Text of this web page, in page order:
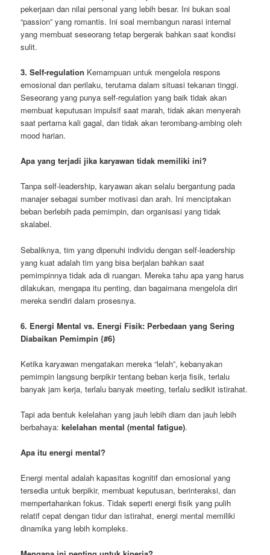
pekerjaan dan nilai personal yang lebih besar. Ini bukan soal
“passion” yang romantis. Ini soal membangun narasi internal
yang membuat seseorang tetap bergerak bahkan saat kondisi
sulit.
3. Self-regulation Kemampuan untuk mengelola respons
emosional dan perilaku, terutama dalam situasi tekanan tinggi.
Seseorang yang punya self-regulation yang baik tidak akan
membuat keputusan impulsif saat marah, tidak akan menyerah
saat pertama kali gagal, dan tidak akan terombang-ambing oleh
mood harian.
Apa yang terjadi jika karyawan tidak memiliki ini?
Tanpa self-leadership, karyawan akan selalu bergantung pada
manajer sebagai sumber motivasi dan arah. Ini menciptakan
beban berlebih pada pemimpin, dan organisasi yang tidak
skalabel.
Sebaliknya, tim yang dipenuhi individu dengan self-leadership
yang kuat adalah tim yang bisa berjalan bahkan saat
pemimpinnya tidak ada di ruangan. Mereka tahu apa yang harus
dilakukan, mengapa itu penting, dan bagaimana mengelola diri
mereka sendiri dalam prosesnya.
6. Energi Mental vs. Energi Fisik: Perbedaan yang Sering
Diabaikan Pemimpin {#6}
Ketika karyawan mengatakan mereka “lelah”, kebanyakan
pemimpin langsung berpikir tentang beban kerja fisik, terlalu
banyak jam kerja, terlalu banyak meeting, terlalu sedikit istirahat.
Tapi ada bentuk kelelahan yang jauh lebih diam dan jauh lebih
berbahaya:kelelahan mental (mental fatigue).
Apa itu energi mental?
Energi mental adalah kapasitas kognitif dan emosional yang
tersedia untuk berpikir, membuat keputusan, berinteraksi, dan
mempertahankan fokus. Tidak seperti energi fisik yang pulih
relatif cepat dengan tidur dan istirahat, energi mental memiliki
dinamika yang lebih kompleks.